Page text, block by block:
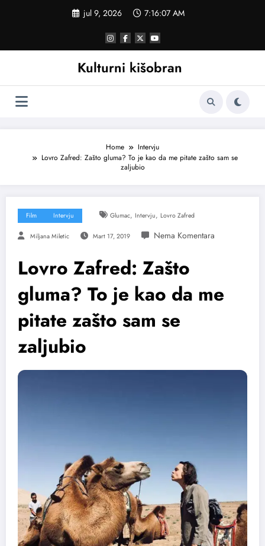
jul 9, 2026 7:16:09 AM
Kulturni kišobran
Home
Intervju
Lovro Zafred: Zašto gluma? To je kao da me pitate zašto sam se
zaljubio
Film Intervju Glumac, Intervju, Lovro Zafred
Miljana Miletic Mart 17, 2019
Lovro Zafred: Zašto
gluma? To je kao da me
pitate zašto sam se
zaljubio